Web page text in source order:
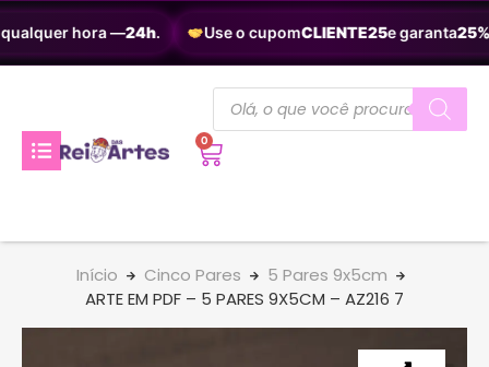
hora —24h. Use o cupomCLIENTE25e garanta25%
0
Início Cinco Pares
5 Pares 9x5cm
ARTE EM PDF – 5 PARES 9X5CM – AZ216 7